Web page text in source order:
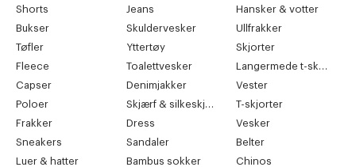
Shorts
Jeans
Hansker & votter
Bukser
Skuldervesker
Ullfrakker
Tøfler
Yttertøy
Skjorter
Fleece
Toalettvesker
Langermede t-skjorter
Capser
Denimjakker
Vester
Poloer
Skjærf & silkeskjærf
T-skjorter
Frakker
Dress
Vesker
Sneakers
Sandaler
Belter
Luer & hatter
Bambus sokker Chinos